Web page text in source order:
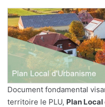
Document fondamental
territoire le PLU, Plan